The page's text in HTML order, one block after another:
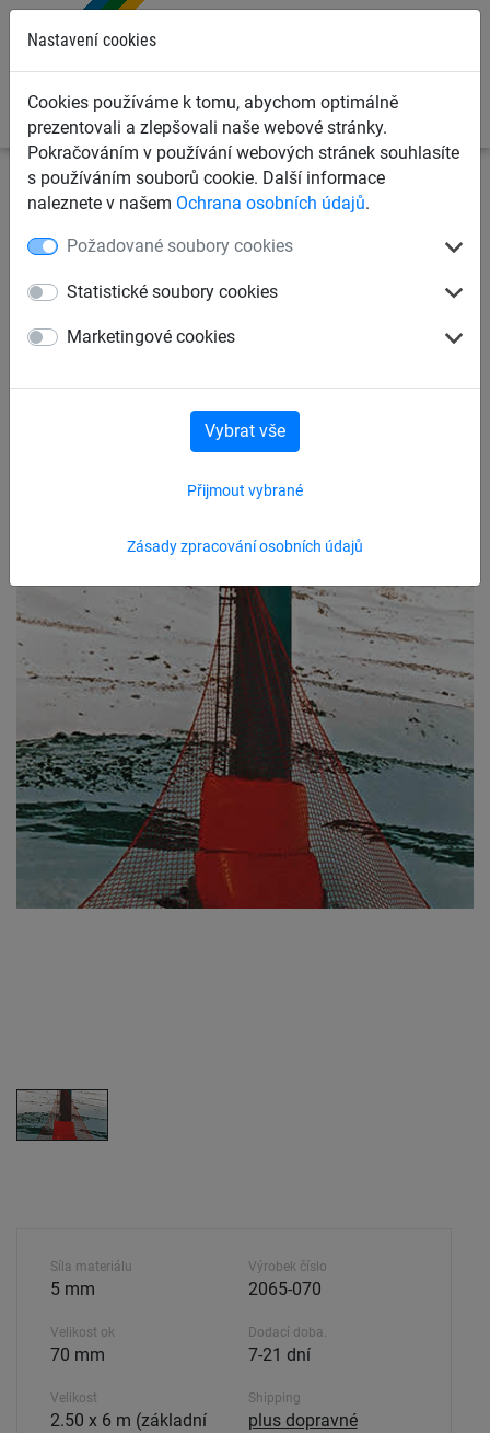
Nastavení cookies
Cookies používáme k tomu, abychom optimálně
prezentovali a zlepšovali naše webové stránky.
Pokračováním v používání webových stránek souhlasíte
s používáním souborů cookie. Další informace
naleznete v našem Ochrana osobních údajů.
Požadované soubory cookies
Statistické soubory cookies
Marketingové cookies
Zásady zpracování osobních údajů
Přijmout vybrané
Vybrat vše
Ochranné sítě a plachty
Sítě a plůtky na lyžařské svahy
Lyžařská trojúhelníková síť PP
5 mm, oko 70 mm, základna
Síla materiálu
5 mm
Velikost ok
70 mm
Velikost
2.50 x 6 m (základní
Výrobek číslo
2065-070
Dodací doba.
7-21 dní
Shipping
plus dopravné